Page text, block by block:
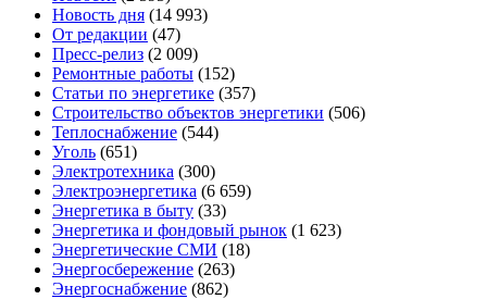
Новость дня (14 993)
От редакции (47)
Пресс-релиз (2 009)
Ремонтные работы (152)
Статьи по энергетике (357)
Строительство объектов энергетики (506)
Теплоснабжение (544)
Уголь (651)
Электротехника (300)
Электроэнергетика (6 659)
Энергетика в быту (33)
Энергетика и фондовый рынок (1 623)
Энергетические СМИ (18)
Энергосбережение (263)
Энергоснабжение (862)